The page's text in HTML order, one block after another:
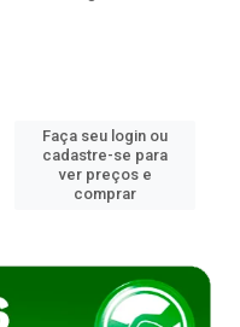
Faça seu login ou
cadastre-se para
ver preços e
comprar